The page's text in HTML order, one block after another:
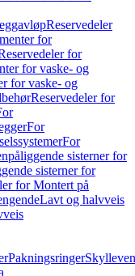
Reservedeler
for
for
for vaske- og
for vaske- og
Reservedeler for
For
For
sisterner for
sisterner for
for Montert på
Lavt og halvveis
Pakningsringer